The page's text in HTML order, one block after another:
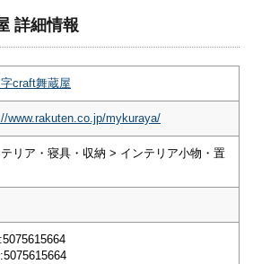
詳細情報
craft舞蔵屋
www.rakuten.co.jp/mykuraya/
リア・寝具・収納 > インテリア小物・置